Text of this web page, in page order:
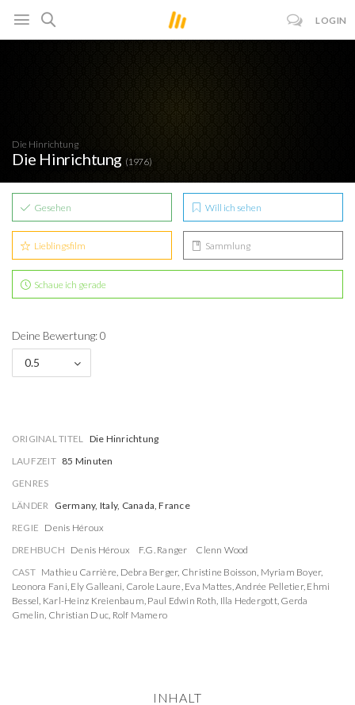
LOGIN
Die Hinrichtung
Die Hinrichtung (1976)
Gesehen Will ich sehen
Lieblingsfilm Sammlung
Schaue ich gerade
Deine Bewertung: 0
0.5
ORIGINAL TITEL Die Hinrichtung
LAUFZEIT 85 Minuten
GENRES
LÄNDER Germany, Italy, Canada, France
REGIE Denis Héroux
DREHBUCH Denis Héroux F.G. Ranger
Clenn Wood
CAST Mathieu Carrière, Debra Berger, Christine Boisson, Myriam Boyer,
Leonora Fani, Ely Galleani, Carole Laure, Eva Mattes,Andrée Pelletier, Ehmi
Bessel, Karl-Heinz Kreienbaum, Paul Edwin Roth, Illa Hedergott, Gerda
Gmelin, Christian Duc, Rolf Mamero
INHALT